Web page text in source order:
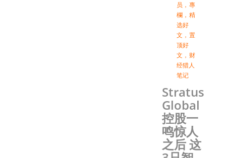
员 ， 專
欄 ， 精
选好
文 ， 置
顶好
文 ， 财
经猎人
笔记
Stratus
Global
控股一
鸣惊人
之后 这